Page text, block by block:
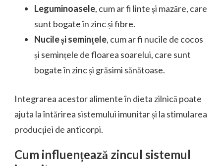
Leguminoasele, cum ar fi linte și mazăre, care
sunt bogate în zinc și fibre.
Nucile și semințele, cum ar fi nucile de cocos
și semințele de floarea soarelui, care sunt
bogate în zinc și grăsimi sănătoase.
Integrarea acestor alimente în dieta zilnică poate
ajuta la întărirea sistemului imunitar și la stimularea
producției de anticorpi.
Cum influențează zincul sistemul